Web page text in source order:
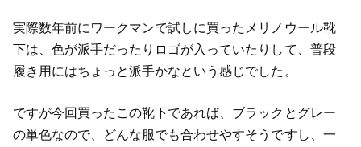
実際数年前にワークマンで試しに買ったメリノウール靴
下は、色が派手だったりロゴが入っていたりして、普段
履き用にはちょっと派手かなという感じでした。
ですが今回買ったこの靴下であれば、ブラックとグレー
の単色なので、どんな服でも合わせやすそうですし、一